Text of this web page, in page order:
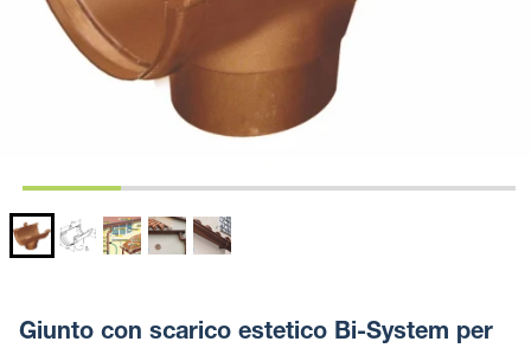
Giunto con scarico estetico Bi-System per